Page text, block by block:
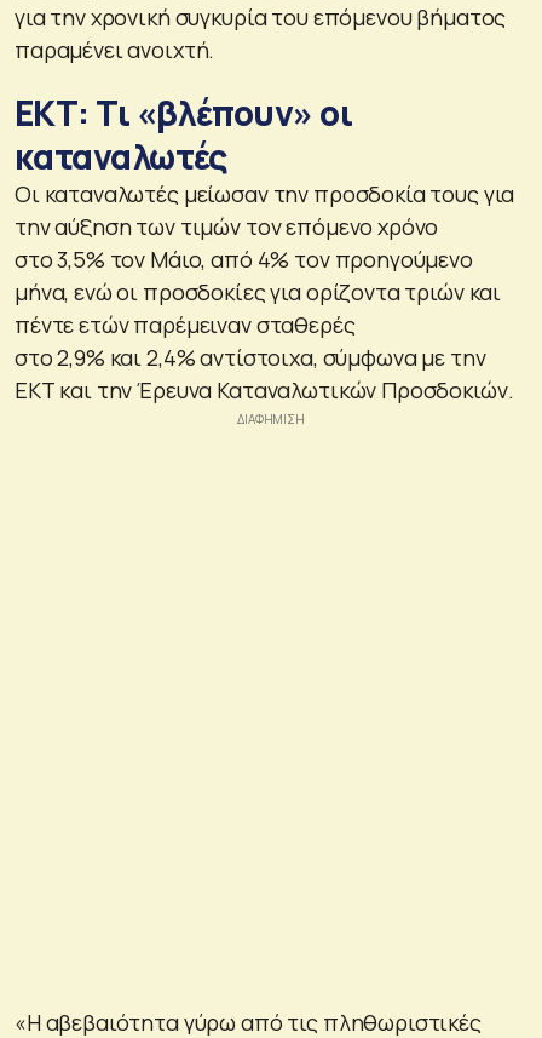
για την χρονική συγκυρία του επόμενου βήματος
παραμένει ανοιχτή.
ΕΚΤ: Τι «βλέπουν» οι
καταναλωτές
Οι καταναλωτές μείωσαν την προσδοκία τους για
την αύξηση των τιμών τον επόμενο χρόνο
στο 3,5% τον Μάιο, από 4% τον προηγούμενο
μήνα, ενώ οι προσδοκίες για ορίζοντα τριών και
πέντε ετών παρέμειναν σταθερές
στο 2,9% και 2,4% αντίστοιχα, σύμφωνα με την
ΕΚΤ και την Έρευνα Καταναλωτικών Προσδοκιών.
«Η αβεβαιότητα γύρω από τις πληθωριστικές